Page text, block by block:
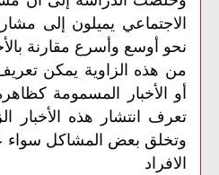
الاجتماعي یمیلون إلى
نحو أوسع وأسرع مقارنة
من ھذه الزاویة یمكن تعریف
أو الأخبار المسمومة
تعرف انتشار ھذه الأخبار
وتخلق بعض المشاكل سواء
الافراد